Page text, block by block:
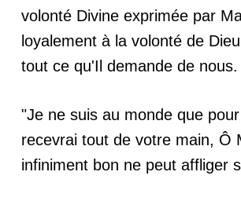
volonté Divine exprimée par
loyalement à la volonté de
tout ce qu'Il demande de nous.
"Je ne suis au monde que
recevrai tout de votre main, Ô
infiniment bon ne peut affliger